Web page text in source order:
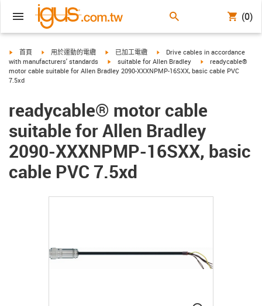
(0)
igus-icon-arrow-right
首頁 igus-icon-arrow-right
用於運動的電纜 igus-icon-arrow-right
已加工電纜 igus-icon-arrow-right
Drive cables in accordance
with manufacturers' standards
igus-icon-arrow-right
suitable for Allen Bradley igus-icon-arrow-
readycable®
motor cable suitable for Allen Bradley 2090-XXXNPMP-16SXX, basic cable PVC
7.5xd
readycable® motor cable
suitable for Allen Bradley
2090-XXXNPMP-16SXX, basic
cable PVC 7.5xd